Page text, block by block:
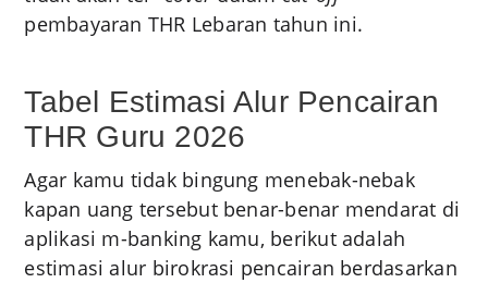
pembayaran THR Lebaran tahun ini.
Tabel Estimasi Alur Pencairan
THR Guru 2026
Agar kamu tidak bingung menebak-nebak
kapan uang tersebut benar-benar mendarat di
aplikasi m-banking kamu, berikut adalah
estimasi alur birokrasi pencairan berdasarkan